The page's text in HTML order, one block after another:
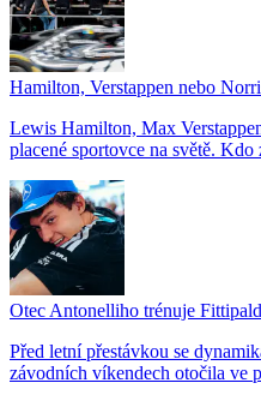
Hamilton, Verstappen nebo
Lewis Hamilton, Max
placené sportovce na světě. Kdo
Otec Antonelliho trénuje
Před letní přestávkou se
závodních víkendech otočila ve